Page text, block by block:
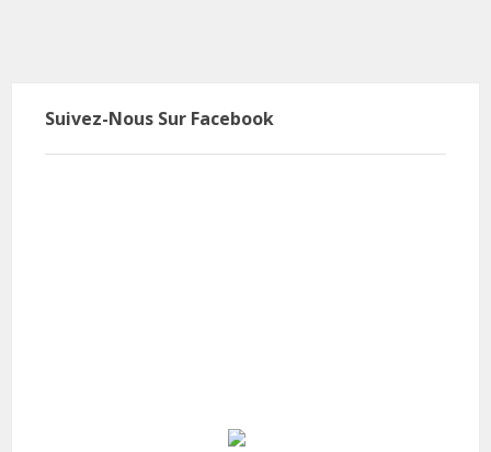
Suivez-Nous Sur Facebook